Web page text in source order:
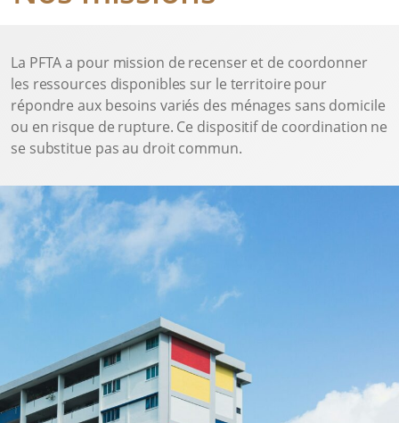
La PFTA a pour mission de recenser et de coordonner
les ressources disponibles sur le territoire pour
répondre aux besoins variés des ménages sans domicile
ou en risque de rupture. Ce dispositif de coordination ne
se substitue pas au droit commun.